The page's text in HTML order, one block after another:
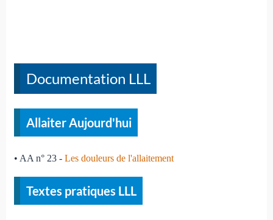
Documentation LLL
Allaiter Aujourd'hui
• AA n° 23 - Les douleurs de l'allaitement
Textes pratiques LLL